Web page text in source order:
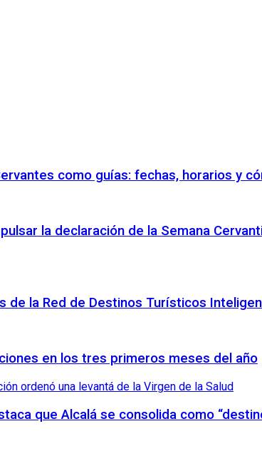
como guías: fechas, horarios y
la declaración de la Semana
de la Red de Destinos Turísticos
en los tres primeros meses del año
que Alcalá se consolida como